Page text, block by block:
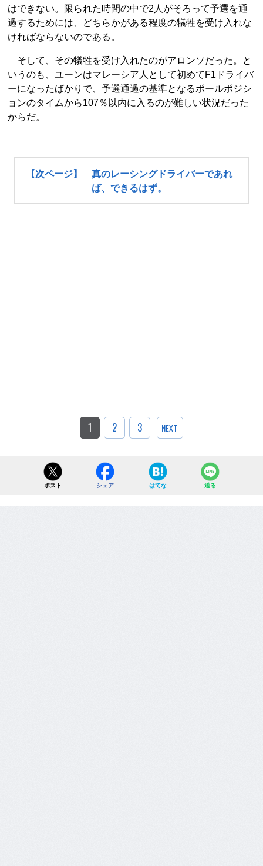
はできない。限られた時間の中で2人がそろって予選を通
過するためには、どちらかがある程度の犠牲を受け入れな
ければならないのである。
そして、その犠牲を受け入れたのがアロンソだった。と
いうのも、ユーンはマレーシア人として初めてF1ドライバ
ーになったばかりで、予選通過の基準となるポールポジシ
ョンのタイムから107％以内に入るのが難しい状況だった
からだ。
【次ページ】 真のレーシングドライバーであれ
ば、できるはず。
1 2 3 NEXT
ポスト シェア はてな 送る